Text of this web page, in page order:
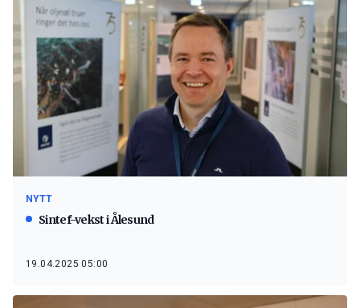
NYTT
Sintef-vekst i Ålesund
19.04.2025 05:00